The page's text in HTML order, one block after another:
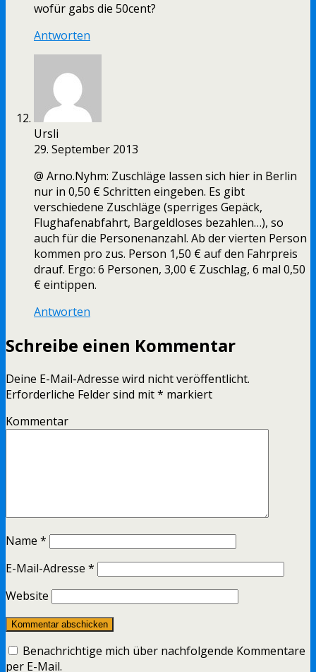
wofür gabs die 50cent?
Antworten
Ursli
29. September 2013
@ Arno.Nyhm: Zuschläge lassen sich hier in Berlin
nur in 0,50 € Schritten eingeben. Es gibt
verschiedene Zuschläge (sperriges Gepäck,
Flughafenabfahrt, Bargeldloses bezahlen…), so
auch für die Personenanzahl. Ab der vierten Person
kommen pro zus. Person 1,50 € auf den Fahrpreis
drauf. Ergo: 6 Personen, 3,00 € Zuschlag, 6 mal 0,50
€ eintippen.
Antworten
Schreibe einen Kommentar
Deine E-Mail-Adresse wird nicht veröffentlicht.
Erforderliche Felder sind mit* markiert
Kommentar
Name *
E-Mail-Adresse *
Website
Benachrichtige mich über nachfolgende Kommentare
per E-Mail.